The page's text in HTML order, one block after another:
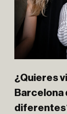
¿Quieres
Barcelona